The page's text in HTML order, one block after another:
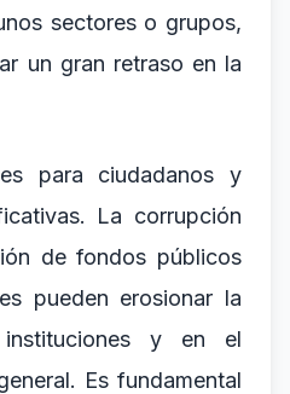
sectores o grupos,
un gran retraso en la
para ciudadanos y
La corrupción
de fondos públicos
pueden erosionar la
y en el
Es fundamental